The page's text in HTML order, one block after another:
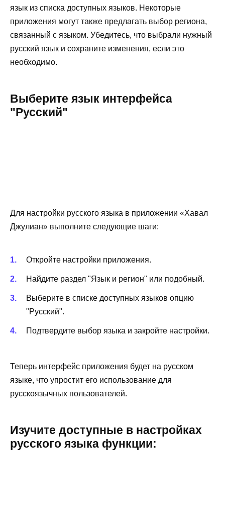
язык из списка доступных языков. Некоторые
приложения могут также предлагать выбор региона,
связанный с языком. Убедитесь, что выбрали нужный
русский язык и сохраните изменения, если это
необходимо.
Выберите язык интерфейса
"Русский"
Для настройки русского языка в приложении «Хавал
Джулиан» выполните следующие шаги:
Откройте настройки приложения.
Найдите раздел "Язык и регион" или подобный.
Выберите в списке доступных языков опцию
"Русский".
Подтвердите выбор языка и закройте настройки.
Теперь интерфейс приложения будет на русском
языке, что упростит его использование для
русскоязычных пользователей.
Изучите доступные в настройках
русского языка функции: